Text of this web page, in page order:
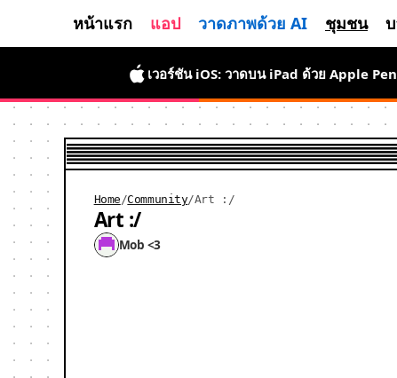
หน้าแรก แอป วาดภาพด้วย AI ชุมชน
เวอร์ชัน iOS: วาดบน iPad ด้วย Apple
Home /Community/Art :/
Art :/
Mob <3